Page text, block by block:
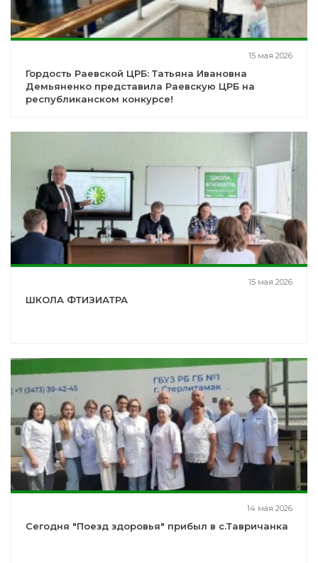
15 мая 2026
Гордость Раевской ЦРБ: Татьяна Ивановна
Демьяненко представила Раевскую ЦРБ на
республиканском конкурсе!
15 мая 2026
ШКОЛА ФТИЗИАТРА
14 мая 2026
Сегодня "Поезд здоровья" прибыл в с.Тавричанка